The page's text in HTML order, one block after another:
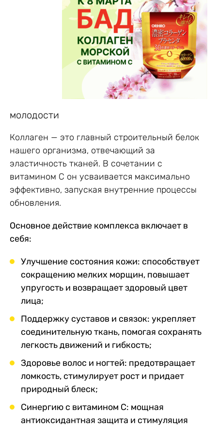
молодости
Коллаген — это главный строительный белок
нашего организма, отвечающий за
эластичность тканей. В сочетании с
витамином С он усваивается максимально
эффективно, запуская внутренние процессы
обновления.
Основное действие комплекса включает в
себя:
Улучшение состояния кожи: способствует
сокращению мелких морщин, повышает
упругость и возвращает здоровый цвет
лица;
Поддержку суставов и связок: укрепляет
соединительную ткань, помогая сохранять
легкость движений и гибкость;
Здоровье волос и ногтей: предотвращает
ломкость, стимулирует рост и придает
природный блеск;
Синергию с витамином С: мощная
антиоксидантная защита и стимуляция